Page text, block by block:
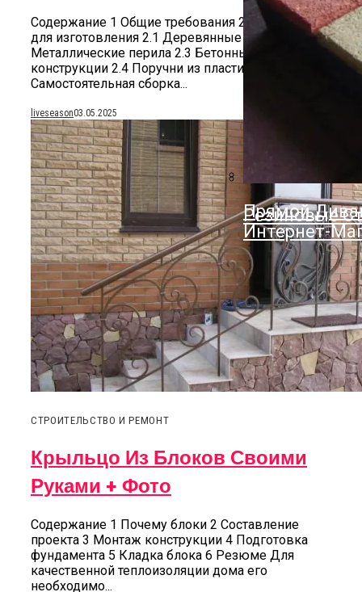
Прямой
Интернет-
Резиновые
Содержание 1 Общие требования 2 Материал
для изготовления 2.1 Деревянные перила 2.2
Металлические перила 2.3 Бетонные
конструкции 2.4 Поручни из пластика 3
Самостоятельная сборка...
liveseason03.05.2025
СТРОИТЕЛЬСТВО И РЕМОНТ
Крыльцо Из Блоков Своими
Руками + Фото
Содержание 1 Почему блоки 2 Составление
проекта 3 Монтаж конструкции 4 Подготовка
фундамента 5 Кладка блока 6 Резюме Для
качественной теплоизоляции дома его
необходимо...